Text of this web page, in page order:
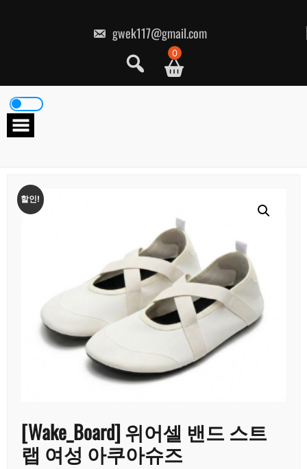
gwek117@gmail.com
0
할인!
[Wake_Board] 위어셀 밴드 스트
랩 여성 아쿠아슈즈